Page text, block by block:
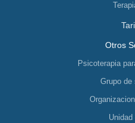
Otros
Psicoterapia
Grupo de
Unidad